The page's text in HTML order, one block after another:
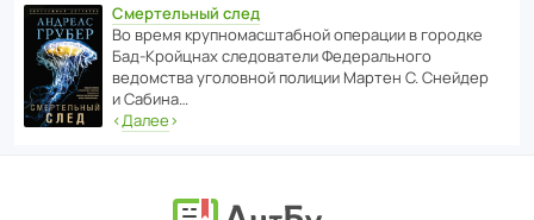
Смертельный след
Во время круп­но­мас­ш­та­бной операции в городке
Бад‑Крой­цнах следо­ва­тели Феде­раль­ного
ведомства уголо­вной полиции Мартен С. Снейдер
и Сабина…
‹Далее›